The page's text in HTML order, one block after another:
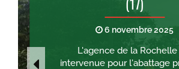
6 novembre 2025
L'agence de la Rochelle
intervenue pour l'abattage